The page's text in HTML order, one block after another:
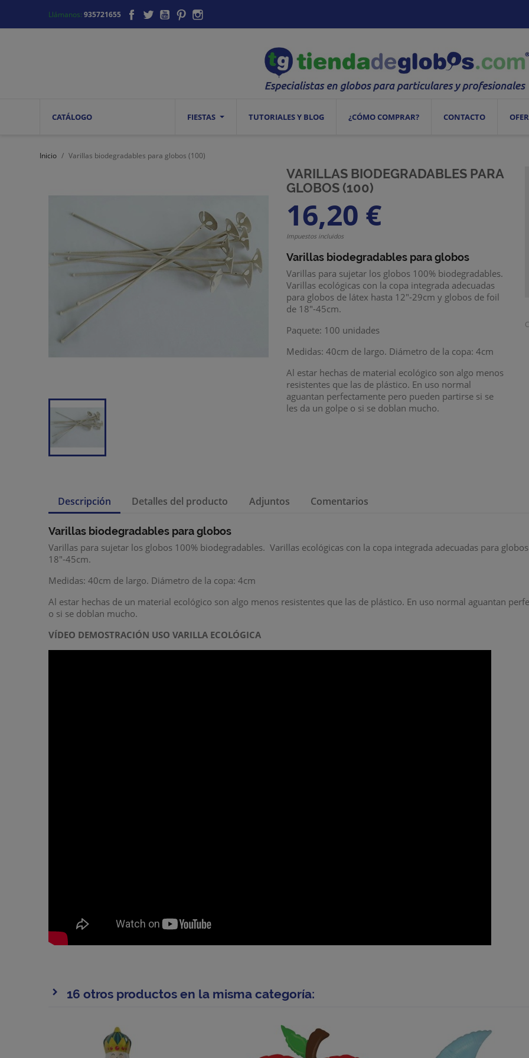
Llámanos:935721655 Facebook
TwitterYouTubePinterest
CATÁLOGO FIESTAS TUTORIALES Y BLOG ¿CÓMO COMPRAR? CONTACTO
Inicio Varillas biodegradables para globos (100)
VARILLAS BIODEGRADABLES PARA
GLOBOS (100)
16,20 €
Impuestos incluidos
Varillas biodegradables para globos
Varillas para sujetar los globos 100% biodegradables.
Varillas ecológicas con la copa integrada adecuadas
para globos de látex hasta 12"-29cm y globos de foil
de 18"-45cm.
Paquete: 100 unidades
Medidas: 40cm de largo. Diámetro de la copa: 4cm
Al estar hechas de material ecológico son algo menos
resistentes que las de plástico. En uso normal
aguantan perfectamente pero pueden partirse si se
les da un golpe o si se doblan mucho.
Descripción Detalles del producto Adjuntos Comentarios
Varillas biodegradables para globos
Varillas para sujetar los globos 100% biodegradables. Varillas ecológicas con la copa integrada adecuadas para
18"-45cm.
Medidas: 40cm de largo. Diámetro de la copa: 4cm
Al estar hechas de un material ecológico son algo menos resistentes que las de plástico. En uso normal aguantan
o si se doblan mucho.
VÍDEO DEMOSTRACIÓN USO VARILLA ECOLÓGICA
16 otros productos en la misma categoría: